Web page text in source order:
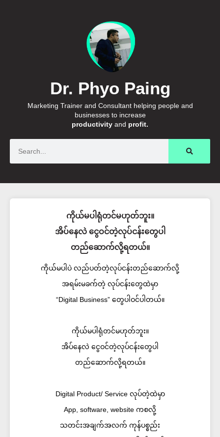
Dr. Phyo Paing
Marketing Trainer and Consultant helping people and
businesses to increase
productivity and profit.
ကိုယ်မပါရုံတင်မဟုတ်ဘူး။
အိပ်နေလဲ ငွေဝင်တဲ့လုပ်ငန်းတွေပါ
တည်ဆောက်လို့ရတယ်။
ကိုယ်မပါပဲ လည်ပတ်တဲ့လုပ်ငန်းတည်ဆောက်လို့
အရမ်းမခက်တဲ့ လုပ်ငန်းတွေထဲမှာ
“Digital Business” တွေပါဝင်ပါတယ်။
ကိုယ်မပါရုံတင်မဟုတ်ဘူး။
အိပ်နေလဲ ငွေဝင်တဲ့လုပ်ငန်းတွေပါ
တည်ဆောက်လို့ရတယ်။
Digital Product/ Service လုပ်တဲ့ထဲမှာ
App, software, website ကစလို့
သတင်းအချက်အလက် ကုန်ပစ္စည်း